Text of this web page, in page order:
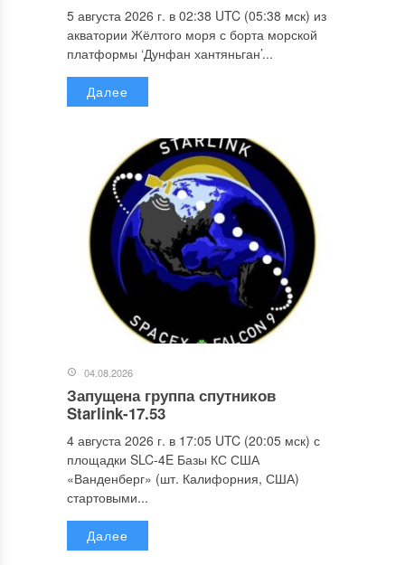
5 августа 2026 г. в 02:38 UTC (05:38 мск) из
акватории Жёлтого моря с борта морской
платформы ‘Дунфан хантяньган’...
Далее
04.08.2026
Запущена группа спутников
Starlink-17.53
4 августа 2026 г. в 17:05 UTC (20:05 мск) с
площадки SLC-4E Базы КС США
«Ванденберг» (шт. Калифорния, США)
стартовыми...
Далее